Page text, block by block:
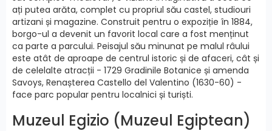
ați putea arăta, complet cu propriul său castel, studiouri
artizani și magazine. Construit pentru o expoziție în 1884,
borgo-ul a devenit un favorit local care a fost menținut
ca parte a parcului. Peisajul său minunat pe malul râului
este atât de aproape de centrul istoric și de afaceri, cât și
de celelalte atracții - 1729 Gradinile Botanice și amenda
Savoys, Renașterea Castello del Valentino (1630-60) -
face parc popular pentru localnici și turiști.
Muzeul Egizio (Muzeul Egiptean)